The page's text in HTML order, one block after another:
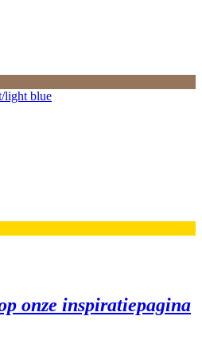
light blue
onze inspiratiepagina